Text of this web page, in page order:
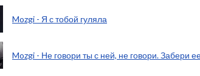
Mozgi - Я с тобой гуляла
Mozgi - Не говори ты с ней, не говори. Забери